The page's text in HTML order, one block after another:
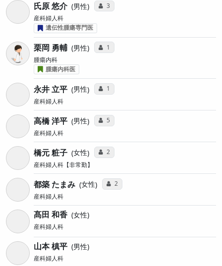
氏原 悠介 男性 コミュニケーション・タイプ投票数
3
産科婦人科
遺伝性腫瘍専門医
栗岡 勇輔 男性 コミュニケーション・タイプ投票数
1
腫瘍内科
腫瘍内科医
永井 立平 男性 コミュニケーション・タイプ投票数
1
産科婦人科
高橋 洋平 男性 コミュニケーション・タイプ投票数
5
産科婦人科
橋元 粧子 女性 コミュニケーション・タイプ投票数
2
産科婦人科【非常勤】
都築 たまみ 女性 コミュニケーション・タイプ投票数
2
産科婦人科
髙田 和香 女性
産科婦人科
山本 槙平 男性
産科婦人科